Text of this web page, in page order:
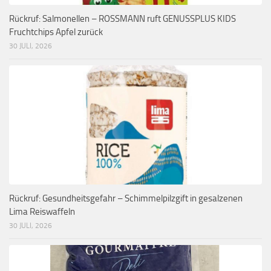
Rückruf: Salmonellen – ROSSMANN ruft GENUSSPLUS KIDS
Fruchtchips Apfel zurück
30 JULI, 2026
Rückruf: Gesundheitsgefahr – Schimmelpilzgift in gesalzenen
Lima Reiswaffeln
30 JULI, 2026